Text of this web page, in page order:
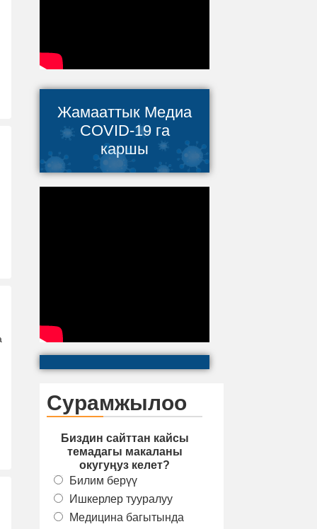
Жамааттык Медиа
COVID-19 га
каршы
Сурамжылоо
Биздин сайттан кайсы
темадагы макаланы
окугуңуз келет?
Билим берүү
Ишкерлер тууралуу
Медицина багытында